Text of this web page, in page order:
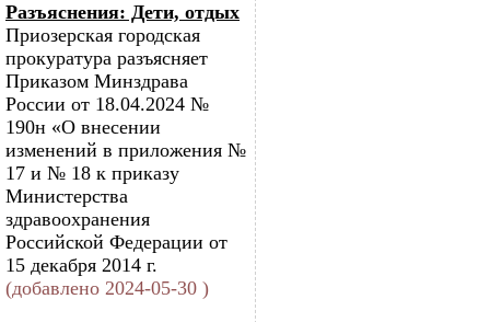
Разъяснения: Дети, отдых
Приозерская городская
прокуратура разъясняет
Приказом Минздрава
России от 18.04.2024 №
190н «О внесении
изменений в приложения №
17 и № 18 к приказу
Министерства
здравоохранения
Российской Федерации от
15 декабря 2014 г.
(добавлено 2024-05-30 )